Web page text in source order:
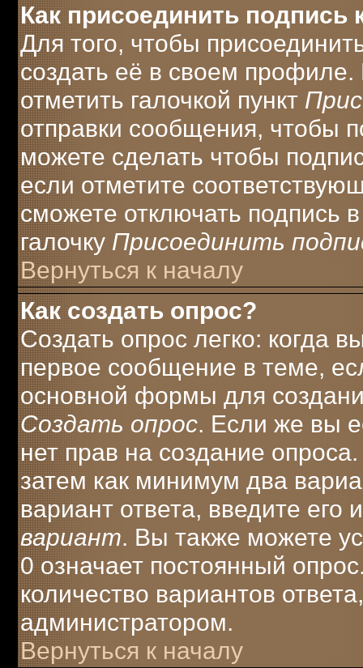
Как присоединить
Для того, чтобы
создать её в своем
отметить галочкой пункт
отправки сообщения, чтобы
можете сделать чтобы
если отметите
сможете отключать подпись
галочку Присоединить
Вернуться к началу
Как создать опрос?
Создать опрос легко: когда
первое сообщение в теме,
основной формы для
Создать опрос. Если же вы
нет прав на создание
затем как минимум два
вариант ответа, введите его
вариант. Вы также можете
0 означает постоянный
количество вариантов
администратором.
Вернуться к началу